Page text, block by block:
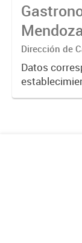
Dirección de
Turísticos
Datos
provén